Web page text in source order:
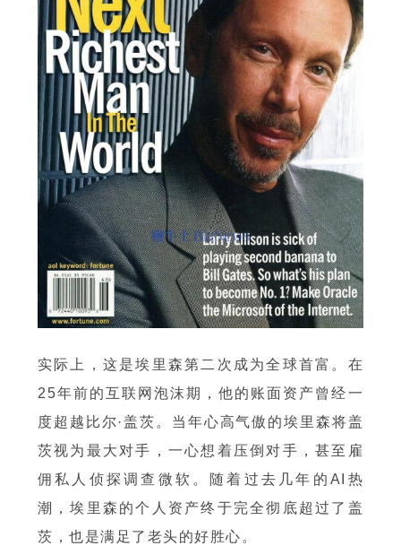
实际上，这是埃里森第二次成为全球首富。在
25年前的互联网泡沫期，他的账面资产曾经一
度超越比尔·盖茨。当年心高气傲的埃里森将盖
茨视为最大对手，一心想着压倒对手，甚至雇
佣私人侦探调查微软。随着过去几年的AI热
潮，埃里森的个人资产终于完全彻底超过了盖
茨，也是满足了老头的好胜心。